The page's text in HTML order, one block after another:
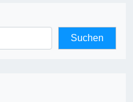
Suchen